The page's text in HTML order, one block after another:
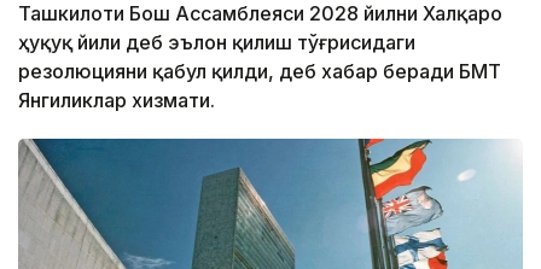
Ташкилоти Бош Ассамблеяси 2028 йилни Халқаро
ҳуқуқ йили деб эълон қилиш тўғрисидаги
резолюцияни қабул қилди, деб хабар беради БМТ
Янгиликлар хизмати.